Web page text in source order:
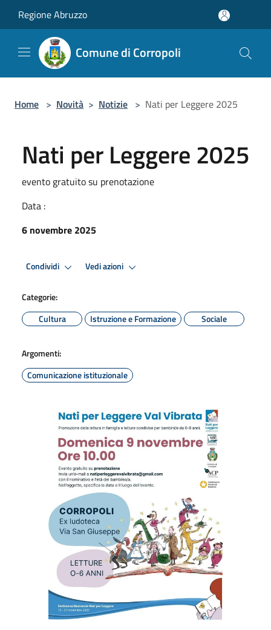
Regione Abruzzo
Comune di Corropoli
Home > Novità > Notizie > Nati per Leggere 2025
Nati per Leggere 2025
evento gratuito su prenotazione
Data :
6 novembre 2025
Condividi Vedi azioni
Categorie:
Cultura
Istruzione e Formazione Sociale
Argomenti:
Comunicazione istituzionale